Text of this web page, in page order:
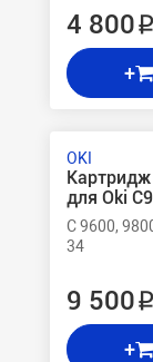
4 800 ₽
+
OKI
для Oki
C 9600,
34
9 500 ₽
+